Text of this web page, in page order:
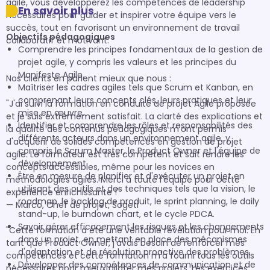
agile, vous développerez les compétences de leadership
nécessaires pour guider et inspirer votre équipe vers le
succès, tout en favorisant un environnement de travail
collaboratif et motivant.
Nos clients en parlent mieux que nous :
"J'ai suivi la formation en conduite de projet Agile proposée
et je suis extrêmement satisfait. La clarté des explications et
la qualité des contenus pédagogiques m'ont permis
d'acquérir de solides compétences en gestion de projet
agile. Le formateur est très compétent et sait rendre les
concepts accessibles, même pour les novices en
méthodologies agiles. Merci à toute l'équipe pour cette
expérience enrichissante !"
— Marco, Chef de projet, Sogeti
"Cette formation a été une véritable révélation pour moi. En
tant que Product Owner, j'avais besoin de renforcer mes
compétences et cette formation m'a fourni tous les outils
En savoir plus
Objectifs pédagogiques
Comprendre les principes fondamentaux de la gestion de
projet agile, y compris les valeurs et les principes du
Manifeste Agile.
Maîtriser les cadres agiles tels que Scrum et Kanban, en
comprenant leurs concepts clés, leurs pratiques et leur
mise en œuvre.
Identifier et comprendre les rôles et responsabilités des
différents acteurs dans un environnement agile, y
compris le Scrum Master, le Product Owner et l'équipe de
développement.
Être en mesure de planifier et d'exécuter un projet en
utilisant des outils et des techniques tels que la vision, le
roadmap, le backlog de produit, le sprint planning, le daily
stand-up, le burndown chart, et le cycle PDCA.
Savoir gérer efficacement les risques et les changements
dans un projet, en mettant en place des mécanismes
d'adaptation et de résolution proactive des problèmes.
Développer des compétences de communication et de